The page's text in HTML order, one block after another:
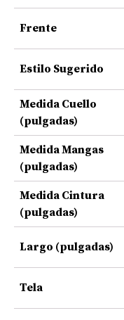
Frente
Estilo Sugerido
Medida Cuello
(pulgadas)
Medida Mangas
(pulgadas)
Medida Cintura
(pulgadas)
Largo (pulgadas)
Tela